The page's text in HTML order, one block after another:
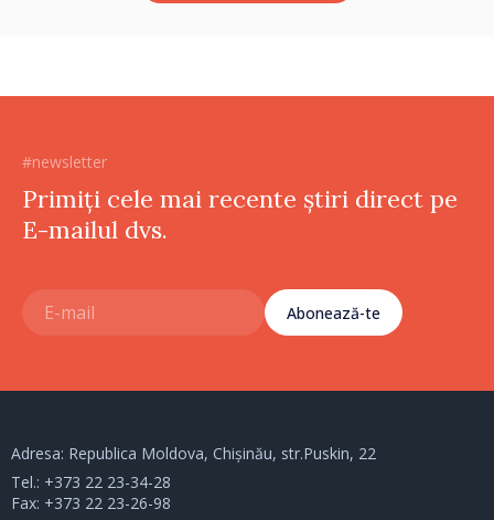
#newsletter
Primiți cele mai recente știri direct pe
E-mailul dvs.
Abonează-te
Adresa: Republica Moldova, Chișinău, str.Puskin, 22
Tel.: +373 22 23-34-28
Fax: +373 22 23-26-98